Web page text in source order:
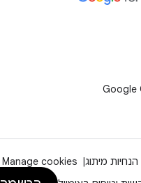
Google
הנחיות מיתוג
Manage cookies